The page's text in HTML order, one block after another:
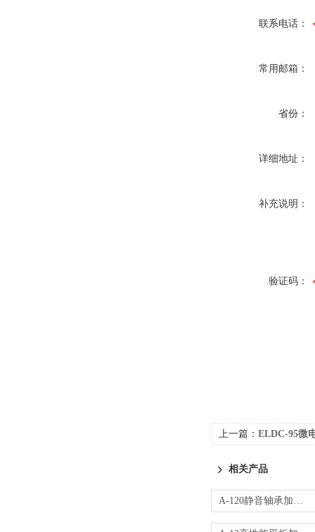
联系电话：
常用邮箱：
省份：
详细地址：
补充说明：
验证码：
上一篇： ELDC-95微
相关产品
A-120静音轴承加热器